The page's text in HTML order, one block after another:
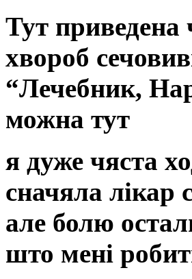
Тут приведена
хвороб
“Лечебник,
можна тут
я дуже чяста
сначяла лікар
але болю
што мені